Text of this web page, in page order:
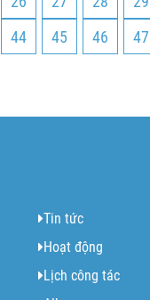
44 45 46 47
Tin tức
Hoạt động
Lịch công tác